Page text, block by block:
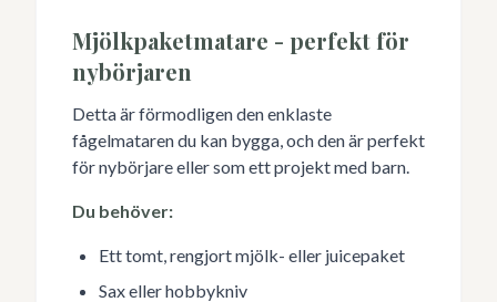
Mjölkpaketmatare - perfekt för
nybörjaren
Detta är förmodligen den enklaste
fågelmataren du kan bygga, och den är perfekt
för nybörjare eller som ett projekt med barn.
Du behöver:
Ett tomt, rengjort mjölk- eller juicepaket
Sax eller hobbykniv